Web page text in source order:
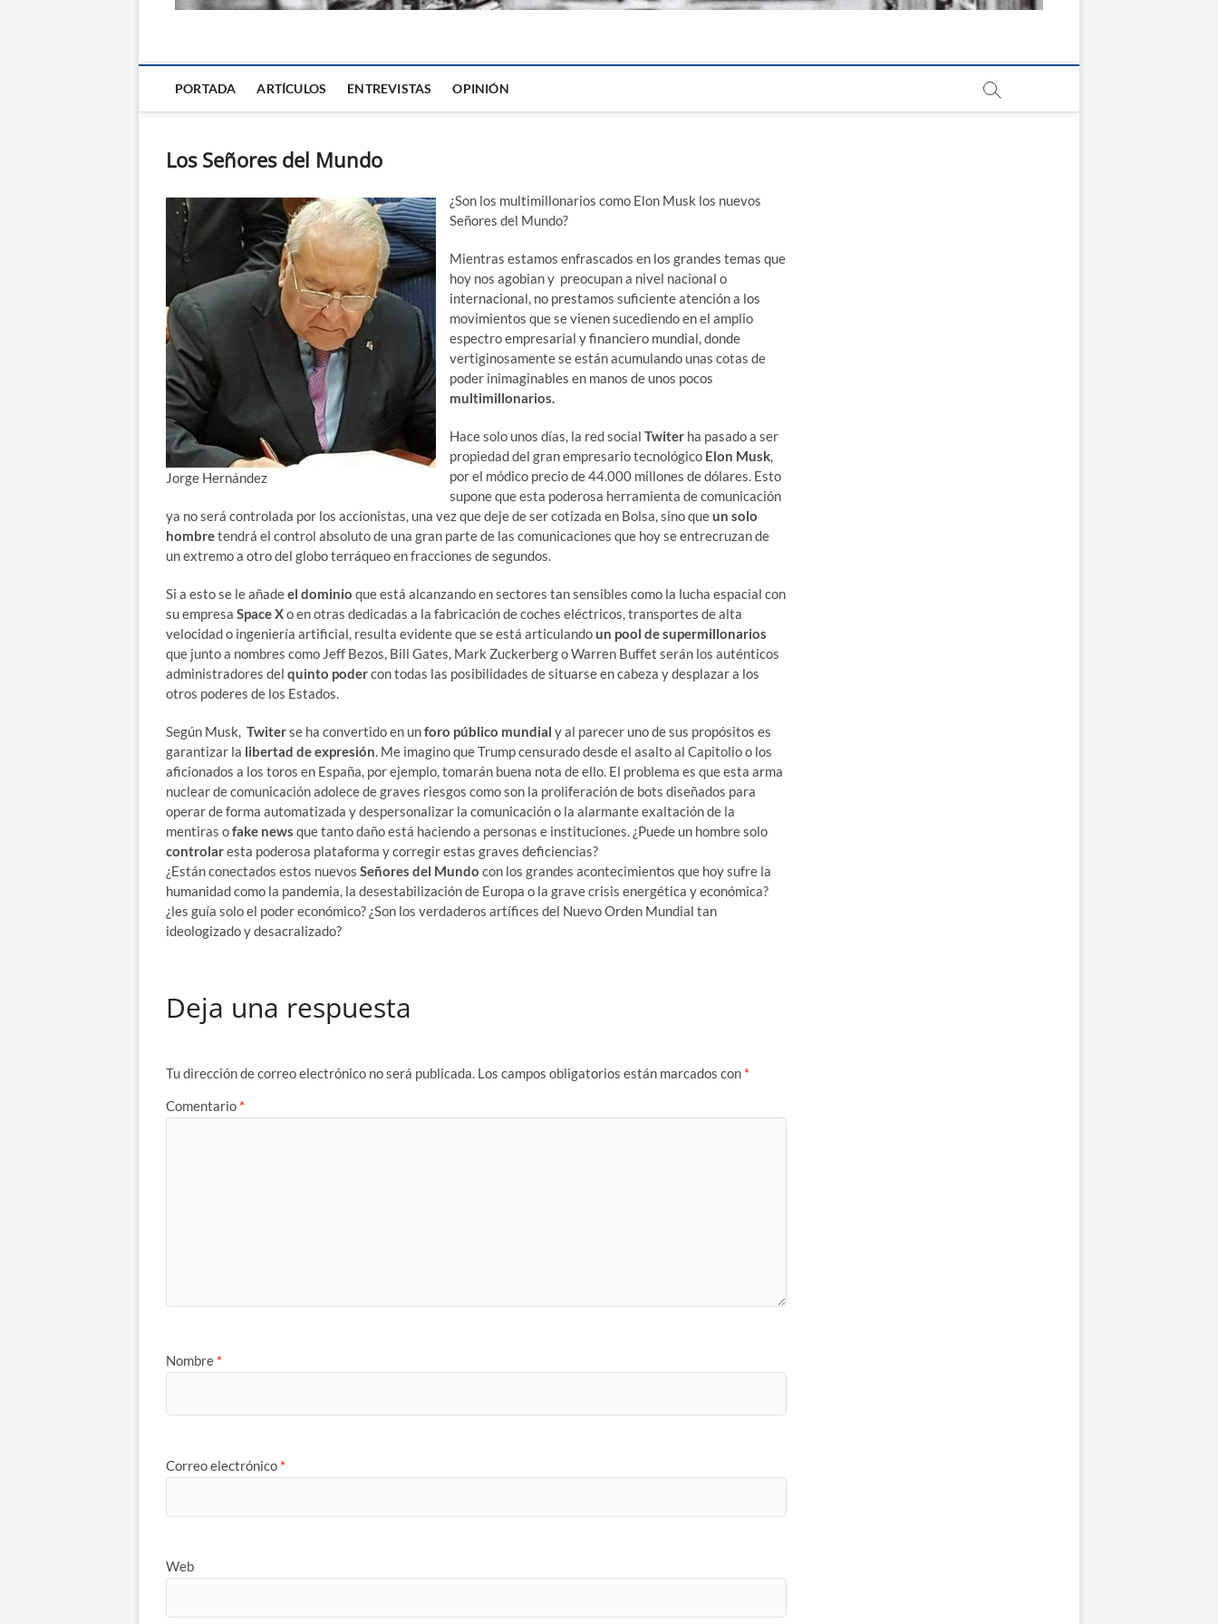
PORTADA ARTÍCULOS ENTREVISTAS OPINIÓN
Los Señores del Mundo
Jorge Hernández
¿Son los multimillonarios como Elon Musk los nuevos
Señores del Mundo?
Mientras estamos enfrascados en los grandes temas que
hoy nos agobian y preocupan a nivel nacional o
internacional, no prestamos suficiente atención a los
movimientos que se vienen sucediendo en el amplio
espectro empresarial y financiero mundial, donde
vertiginosamente se están acumulando unas cotas de
poder inimaginables en manos de unos pocos
multimillonarios.
Hace solo unos días, la red social Twiter ha pasado a ser
propiedad del gran empresario tecnológico Elon Musk,
por el módico precio de 44.000 millones de dólares. Esto
supone que esta poderosa herramienta de comunicación
ya no será controlada por los accionistas, una vez que deje de ser cotizada en Bolsa, sino queun solo
hombretendrá el control absoluto de una gran parte de las comunicaciones que hoy se entrecruzan de
un extremo a otro del globo terráqueo en fracciones de segundos.
Si a esto se le añadeel dominio que está alcanzando en sectores tan sensibles como la lucha espacial con
su empresa Space Xo en otras dedicadas a la fabricación de coches eléctricos, transportes de alta
velocidad o ingeniería artificial, resulta evidente que se está articulandoun pool de supermillonarios
que junto a nombres como Jeff Bezos, Bill Gates, Mark Zuckerberg o Warren Buffet serán los auténticos
administradores del quinto podercon todas las posibilidades de situarse en cabeza y desplazar a los
otros poderes de los Estados.
Según Musk, Twiterse ha convertido en unforo público mundial y al parecer uno de sus propósitos es
garantizar la libertad de expresión. Me imagino que Trump censurado desde el asalto al Capitolio o los
aficionados a los toros en España, por ejemplo, tomarán buena nota de ello. El problema es que esta arma
nuclear de comunicación adolece de graves riesgos como son la proliferación de bots diseñados para
operar de forma automatizada y despersonalizar la comunicación o la alarmante exaltación de la
mentiras ofake news que tanto daño está haciendo a personas e instituciones. ¿Puede un hombre solo
controlaresta poderosa plataforma y corregir estas graves deficiencias?
¿Están conectados estos nuevos Señores del Mundo con los grandes acontecimientos que hoy sufre la
humanidad como la pandemia, la desestabilización de Europa o la grave crisis energética y económica?
¿les guía solo el poder económico? ¿Son los verdaderos artífices del Nuevo Orden Mundial tan
ideologizado y desacralizado?
Deja una respuesta
Tu dirección de correo electrónico no será publicada. Los campos obligatorios están marcados con *
Comentario *
Nombre *
Correo electrónico *
Web